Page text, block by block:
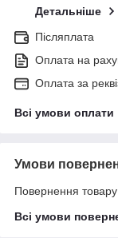
Детальніше
Післяплата
Оплата на
Оплата за
Всі умови оплати
Умови
Повернення
Всі умови